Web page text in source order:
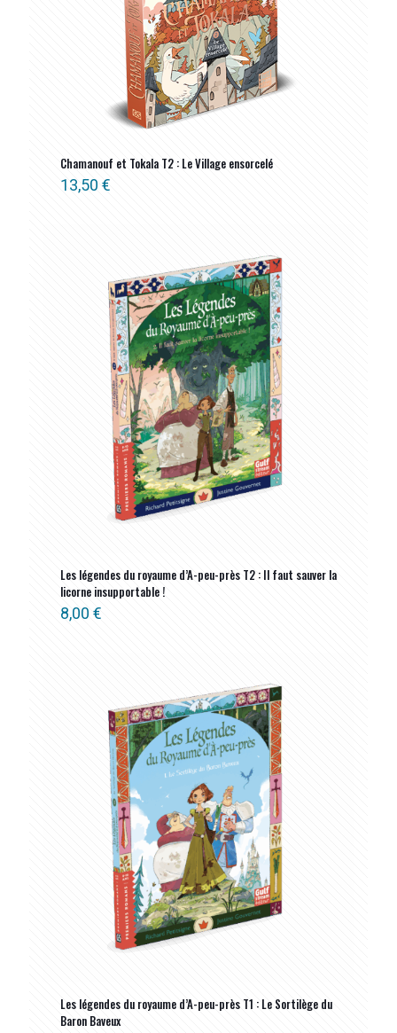
Chamanouf et Tokala T2 : Le Village ensorcelé
13,50 €
Les légendes du royaume d’A-peu-près T2 : Il faut sauver la
licorne insupportable !
8,00 €
Les légendes du royaume d’A-peu-près T1 : Le Sortilège du
Baron Baveux